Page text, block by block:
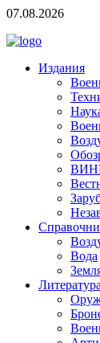
07.08.2026
Издания
Вода
Литература